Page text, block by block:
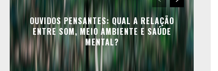
OUVIDOS PENSANTES: QUAL A RELAÇÃO
ENTRE SOM, MEIO AMBIENTE E SAÚDE
MENTAL?